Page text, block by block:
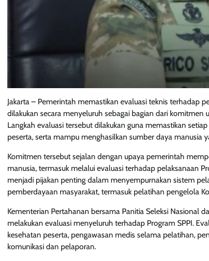
Jakarta – Pemerintah memastikan evaluasi teknis terhadap
dilakukan secara menyeluruh sebagai bagian dari
Langkah evaluasi tersebut dilakukan guna memastikan
peserta, serta mampu menghasilkan sumber daya manusia
Komitmen tersebut sejalan dengan upaya pemerintah
manusia, termasuk melalui evaluasi terhadap pelaksanaan
menjadi pijakan penting dalam menyempurnakan sistem
pemberdayaan masyarakat, termasuk pelatihan pengelola
Kementerian Pertahanan bersama Panitia Seleksi Nasional
melakukan evaluasi menyeluruh terhadap Program SPPI.
kesehatan peserta, pengawasan medis selama pelatihan,
komunikasi dan pelaporan.